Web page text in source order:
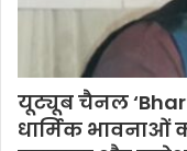
यूट्यूब चैनल
धार्मिक भावनाओं